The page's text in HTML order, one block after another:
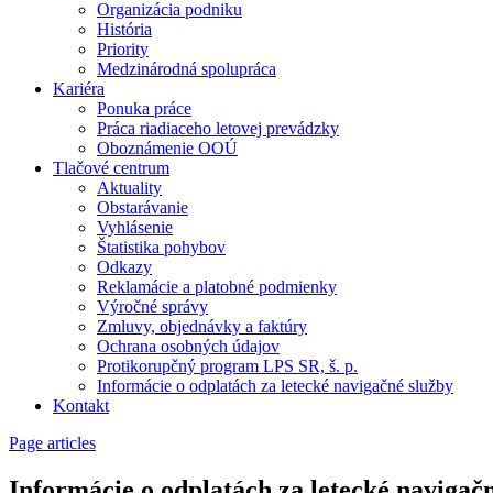
Organizácia podniku
História
Priority
Medzinárodná spolupráca
Kariéra
Ponuka práce
Práca riadiaceho letovej prevádzky
Oboznámenie OOÚ
Tlačové centrum
Aktuality
Obstarávanie
Vyhlásenie
Štatistika pohybov
Odkazy
Reklamácie a platobné podmienky
Výročné správy
Zmluvy, objednávky a faktúry
Ochrana osobných údajov
Protikorupčný program LPS SR, š. p.
Informácie o odplatách za letecké navigačné služby
Kontakt
Page articles